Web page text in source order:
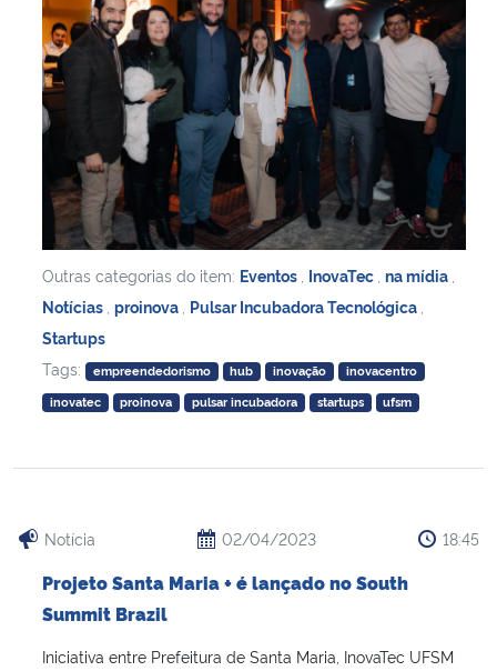
Outras categorias do item: Eventos InovaTec na mídia
Notícias proinova Pulsar Incubadora Tecnológica
Startups
Tags:
empreendedorismo hub inovação
inovacentro
inovatec
proinova pulsar incubadora startups ufsm
Notícia 02/04/2023 18:45
Projeto Santa Maria + é lançado no South
Summit Brazil
Iniciativa entre Prefeitura de Santa Maria, InovaTec UFSM